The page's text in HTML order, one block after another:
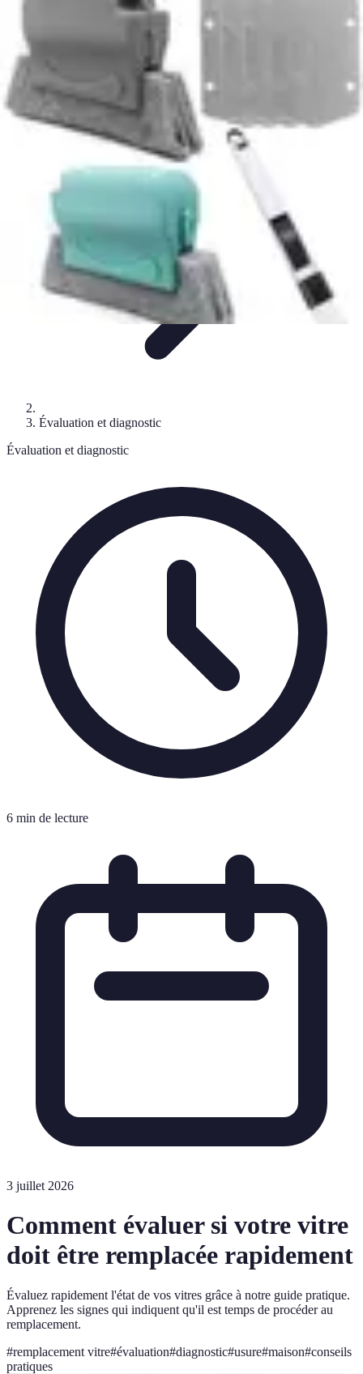
Conseils de préparation
Choix
du Vitrage
Préparation et conseils
Remplacement Vitre
Évaluation et diagnostic
Évaluation et diagnostic
6 min de lecture
3 juillet 2026
Comment évaluer si votre vitre
doit être remplacée rapidement
Évaluez rapidement l'état de vos vitres grâce à notre guide pratique.
Apprenez les signes qui indiquent qu'il est temps de procéder au
remplacement.
#remplacement vitre#évaluation#diagnostic#usure#maison#conseils
pratiques